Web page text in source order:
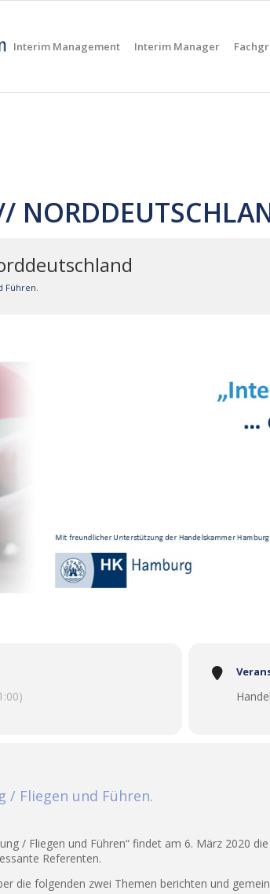
Interim Management Interim Manager
Führen.
/ Fliegen und Führen.
/ Fliegen und Führen“ findet am 6. März 2020
Referenten.
die folgenden zwei Themen berichten und